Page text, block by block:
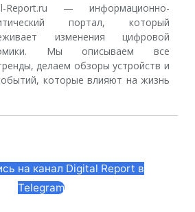
Report.ru — информационно-
портал, который
изменения цифровой
Мы описываем все
делаем обзоры устройств и
которые влияют на жизнь
на канал Digital Report в
Telegram